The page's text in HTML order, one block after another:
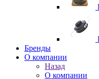
Бренды
О компании
Назад
О компании